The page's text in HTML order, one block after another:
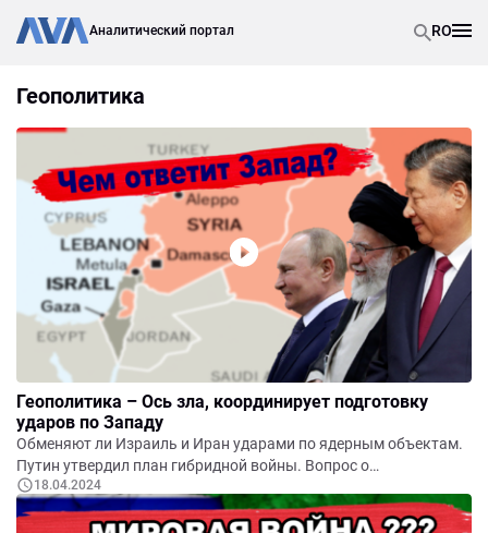
Аналитический портал RO
Геополитика
Геополитика – Ось зла, координирует подготовку
ударов по Западу
Обменяют ли Израиль и Иран ударами по ядерным объектам.
Путин утвердил план гибридной войны. Вопрос о
американской помощи может решиться сейчас. В Крыму
уничтожены вертолёты и ПВО. ПАСЕ не признала
18.04.2024